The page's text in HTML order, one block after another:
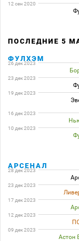
12 сен 2020
ПОСЛЕДНИЕ 5
ФУЛХЭМ
26 дек 2023
23 дек 2023
19 дек 2023
16 дек 2023
10 дек 2023
АРСЕНАЛ
28 дек 2023
23 дек 2023
17 дек 2023
12 дек 2023
09 дек 2023
Астон